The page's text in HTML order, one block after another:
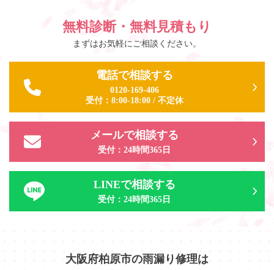
無料診断・無料見積もり
まずはお気軽にご相談ください。
電話で相談する
0120-169-406
受付： 8:00-18:00/ 不定休
メールで相談する
受付：24時間365日
LINEで相談する
受付：24時間365日
大阪府柏原市の雨漏り修理は